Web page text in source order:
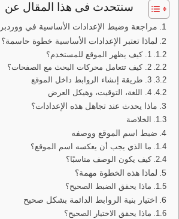
سنتحدث فى هذا المقال عن
مراجعة وضبط الإعدادات الأساسية في
لماذا تعتبر الإعدادات الأساسية خطوة حاسمة؟
1. كيف يظهر الموقع للمستخدم؟
2. كيف تتعامل محركات البحث مع الصفحات؟
3. طريقة إنشاء الروابط داخل الموقع
4. اللغة، التوقيت، وهيكل العرض
ماذا يحدث عند تجاهل هذه الإعدادات؟
الخلاصة
ضبط اسم الموقع ووصفه
ما الذي يجب أن يعكسه اسم الموقع؟
كيف يكون الوصف مناسبًا؟
لماذا هذه الخطوة مهمة؟
ماذا يحقق الضبط الصحيح؟
اختيار بنية الروابط الدائمة بشكل صحيح
ماذا يحقق الاختيار الصحيح؟